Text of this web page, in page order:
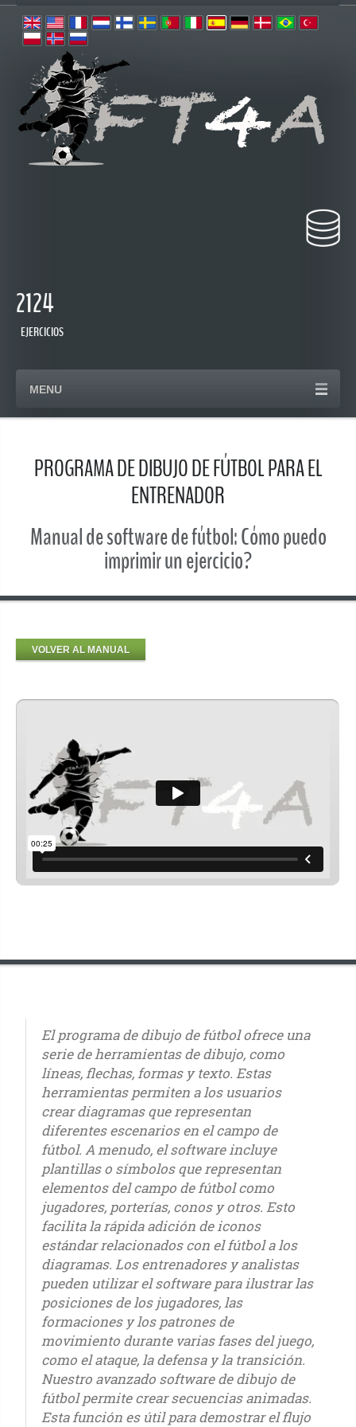
2124
EJERCICIOS
MENU
PROGRAMA DE DIBUJO DE FÚTBOL PARA EL
ENTRENADOR
Manual de software de fútbol: Cómo puedo
imprimir un ejercicio?
VOLVER AL MANUAL
El programa de dibujo de fútbol ofrece una
serie de herramientas de dibujo, como
líneas, flechas, formas y texto. Estas
herramientas permiten a los usuarios
crear diagramas que representan
diferentes escenarios en el campo de
fútbol. A menudo, el software incluye
plantillas o símbolos que representan
elementos del campo de fútbol como
jugadores, porterías, conos y otros. Esto
facilita la rápida adición de iconos
estándar relacionados con el fútbol a los
diagramas. Los entrenadores y analistas
pueden utilizar el software para ilustrar las
posiciones de los jugadores, las
formaciones y los patrones de
movimiento durante varias fases del juego,
como el ataque, la defensa y la transición.
Nuestro avanzado software de dibujo de
fútbol permite crear secuencias animadas.
Esta función es útil para demostrar el flujo